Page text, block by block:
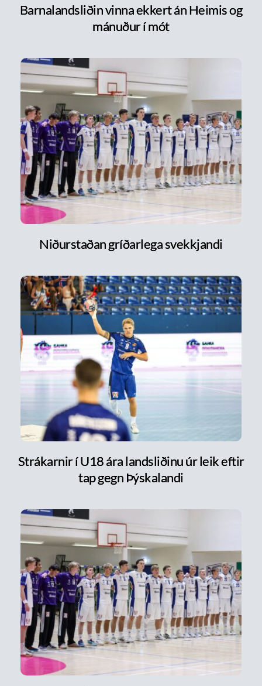
Barnalandsliðin vinna ekkert án Heimis og
mánuður í mót
Niðurstaðan gríðarlega svekkjandi
Strákarnir í U18 ára landsliðinu úr leik eftir
tap gegn Þýskalandi